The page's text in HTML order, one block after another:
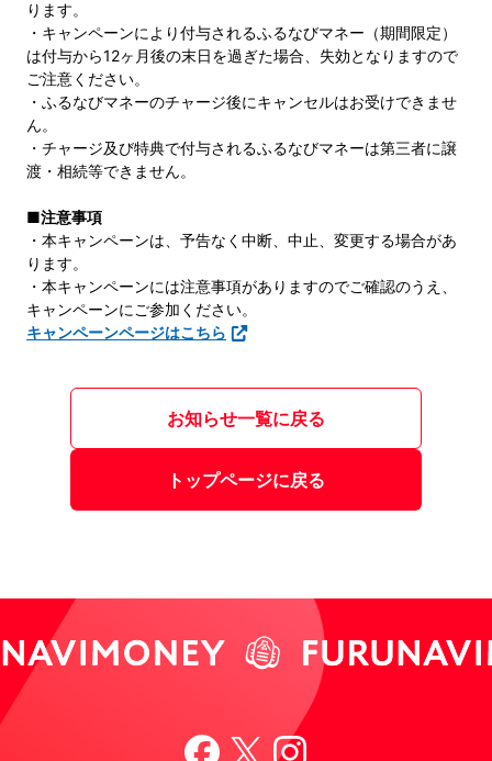
ります。
・キャンペーンにより付与されるふるなびマネー（期間限定）
は付与から12ヶ月後の末日を過ぎた場合、失効となりますので
ご注意ください。
・ふるなびマネーのチャージ後にキャンセルはお受けできませ
ん。
・チャージ及び特典で付与されるふるなびマネーは第三者に譲
渡・相続等できません。
■注意事項
・本キャンペーンは、予告なく中断、中止、変更する場合があ
ります。
・本キャンペーンには注意事項がありますのでご確認のうえ、
キャンペーンにご参加ください。
キャンペーンページはこちら
お知らせ一覧に戻る
トップページに戻る